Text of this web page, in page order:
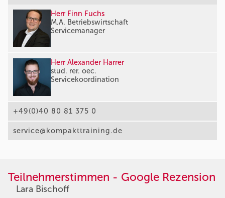
Herr Finn Fuchs
M.A. Betriebswirtschaft
Servicemanager
Herr Alexander Harrer
stud. rer. oec.
Servicekoordination
+49(0)40 80 81 375 0
service@kompakttraining.de
Teilnehmerstimmen - Google Rezension
Lara Bischoff